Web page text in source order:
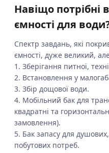
Навіщо потрібні
ємності для
Спектр завдань, які
ємності, дуже великий,
1. Зберігання питної,
2. Встановлення у
3. Збір дощової води.
4. Мобільний бак для
квадратні та
замовлення).
5. Бак запасу для
побутових потреб.